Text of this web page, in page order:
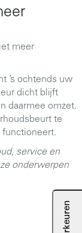
meer
’s ochtends uw
dicht blijft
daarmee omzet.
te
functioneert.
service en
onderwerpen